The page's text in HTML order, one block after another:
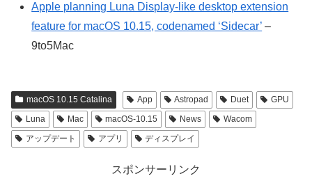
Apple planning Luna Display-like desktop extension
feature for macOS 10.15, codenamed ‘Sidecar’ –
9to5Mac
macOS 10.15 Catalina App Astropad Duet
GPU
Luna
Mac macOS-10.15 News
Wacom
アップデート
アプリ ディスプレイ
スポンサーリンク